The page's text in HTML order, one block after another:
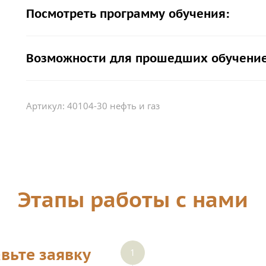
Посмотреть программу обучения:
Возможности для прошедших
Артикул: 40104-30 нефть и газ
Этапы работы с нами
заявку